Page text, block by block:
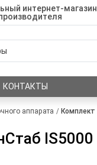
интернет-магазин
КОНТАКТЫ
аппарата